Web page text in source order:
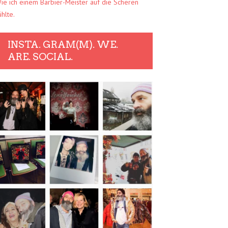
ich einem Barbier-Meister auf die Scheren
INSTA. GRAM(M). WE.
ARE. SOCIAL.